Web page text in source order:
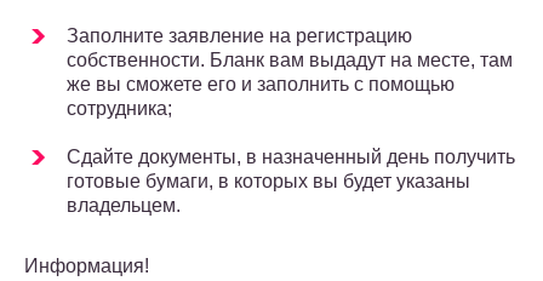
Заполните заявление на регистрацию
собственности. Бланк вам выдадут на месте, там
же вы сможете его и заполнить с помощью
сотрудника;
Сдайте документы, в назначенный день получить
готовые бумаги, в которых вы будет указаны
владельцем.
Информация!